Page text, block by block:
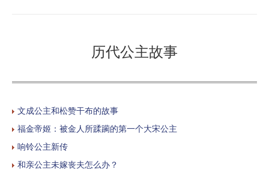
历代公主故事
文成公主和松赞干布的故事
福金帝姬：被金人所蹂躏的第一个大宋公主
响铃公主新传
和亲公主未嫁丧夫怎么办？